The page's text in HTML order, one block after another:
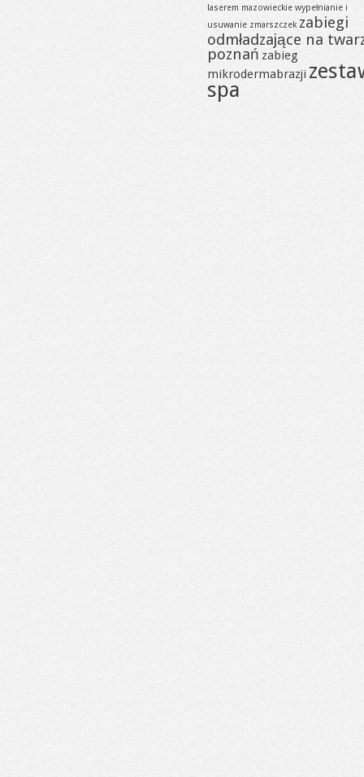
laserem mazowieckie wypełnianie i
usuwanie zmarszczek zabiegi
odmładzające na
poznań zabieg
mikrodermabrazji
spa